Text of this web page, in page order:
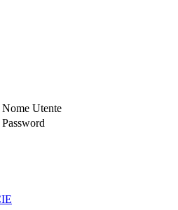
Nome Utente
Password